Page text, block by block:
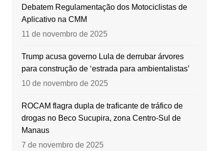
Debatem Regulamentação dos Motociclistas de
Aplicativo na CMM
11 de novembro de 2025
Trump acusa governo Lula de derrubar árvores
para construção de ‘estrada para ambientalistas’
10 de novembro de 2025
ROCAM flagra dupla de traficante de tráfico de
drogas no Beco Sucupira, zona Centro-Sul de
Manaus
7 de novembro de 2025